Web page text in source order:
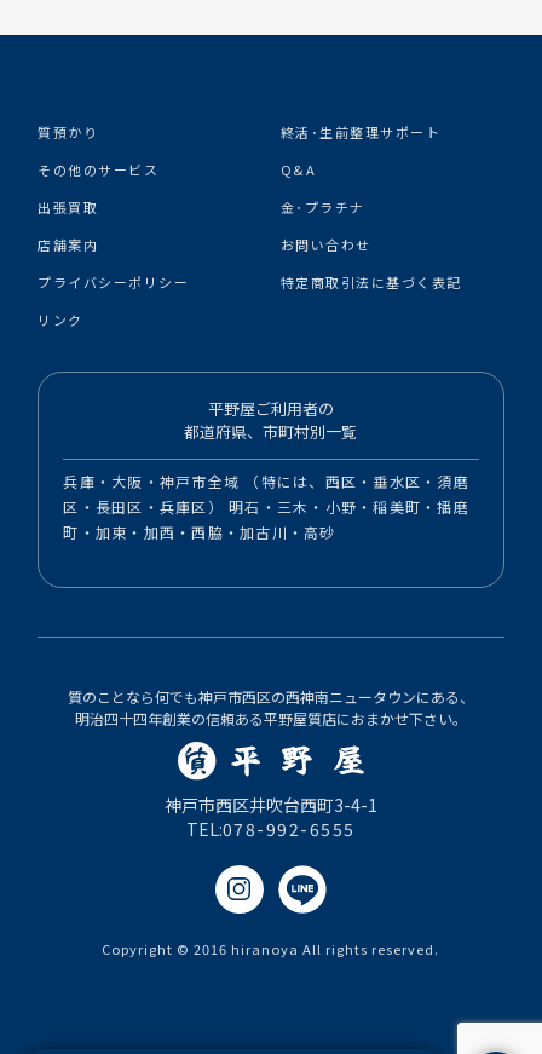
質預かり
終活･生前整理サポート
その他のサービス
Q&A
出張買取
金･プラチナ
店舗案内
お問い合わせ
プライバシーポリシー
特定商取引法に基づく表記
リンク
平野屋ご利用者の
都道府県、市町村別一覧
兵庫・大阪・神戸市全域 （特には、西区・垂水区・須磨
区・長田区・兵庫区） 明石・三木・小野・稲美町・播磨
町・加東・加西・西脇・加古川・高砂
質のことなら何でも神戸市西区の西神南ニュータウンにある、
明治四十四年創業の信頼ある平野屋質店におまかせ下さい。
神戸市西区井吹台西町3-4-1
TEL:078-992-6555
Copyright © 2016 hiranoya All rights reserved.